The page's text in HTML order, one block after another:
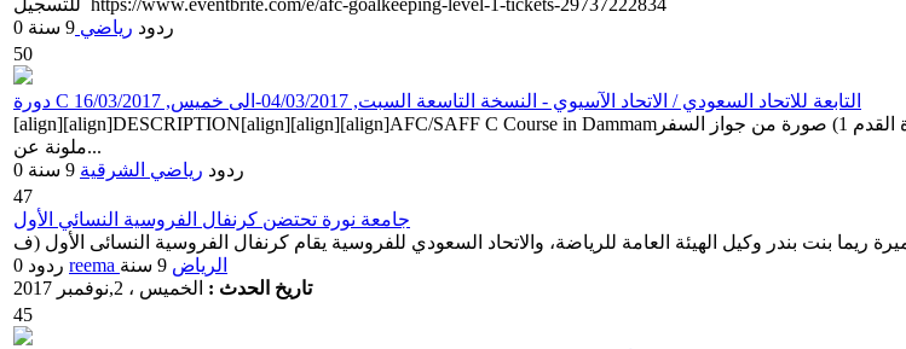
0 ردود رياضي 9 سنة
50
دورة C التابعة للاتحاد السعودي / الاتحاد الآسيوي - النسخة التاسعة السبت, 04/03/2017-الى خميس, 16/03/2017
[align][align]DESCRIPTION[align][align][align]AFC/SAFF C Course in Dammamرخصة ال سي من الاتحاد الاسيوي و الاتحاد السعودي لكرة القدم 1) صورة من جواز السفر
ملونة عن...
0 ردود رياضي الشرقية 9 سنة
47
جامعة نورة تحتضن كرنفال الفروسية النسائي الأول
reema الرياض 9 سنة
تاريخ الحدث : الخميس ، 2,نوفمبر 2017
45